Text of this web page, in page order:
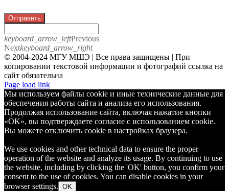
Отправить
keyboard_arrow_leftPrevious
Nextkeyboard_arrow_right
© 2004-2024 МГУ МШЭ | Все права защищены | При
копировании текстовой информации и фотографий ссылка на
сайт обязательна
Telegram
Page load link
Мы используем файлы cookie и иные технические данные для
обеспечения работы сайта и анализа его использования.
Продолжая использование сайта, включая нажатие кнопки
«OK», вы подтверждаете согласие с использованием cookie.
Вы можете отключить cookie в настройках браузера.
We use cookies and other technical data to ensure the proper
operation of the website and analyze its usage. By continuing to use
the website, including by clicking the 'OK' button, you confirm your
consent to the use of cookies. You can disable cookies in your
browser settings. OK